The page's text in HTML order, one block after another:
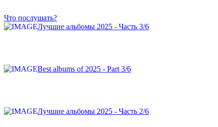
Что послушать?
Лучшие альбомы 2025 - Часть 3/6
Best albums of 2025 - Part 3/6
Лучшие альбомы 2025 - Часть 2/6